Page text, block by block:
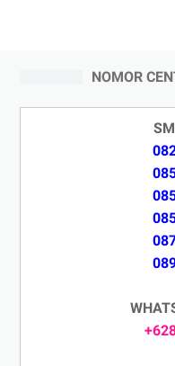
NOMOR